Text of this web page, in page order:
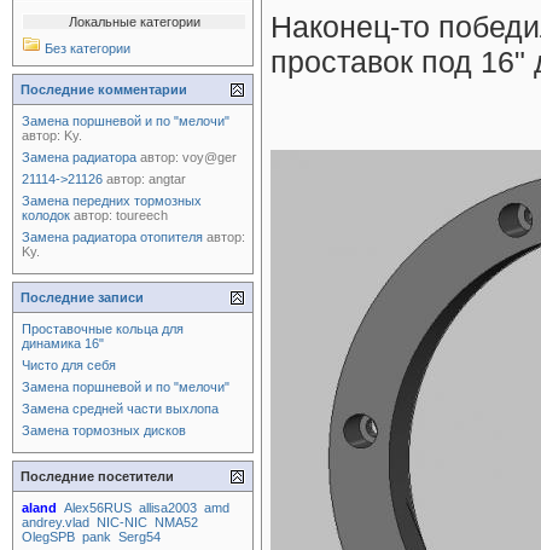
Наконец-то
проставок под 16"
Локальные категории
Без категории
Последние комментарии
Замена поршневой и по "мелочи"
автор: Ky.
Замена радиатора автор: voy@ger
21114->21126 автор: angtar
Замена передних тормозных
колодок автор: toureech
Замена радиатора отопителя автор:
Ky.
Последние записи
Проставочные кольца для
динамика 16"
Чисто для себя
Замена поршневой и по "мелочи"
Замена средней части выхлопа
Замена тормозных дисков
Последние посетители
aland Alex56RUS allisa2003 amd
andrey.vlad NIC-NIC NMA52
OlegSPB pank Serg54